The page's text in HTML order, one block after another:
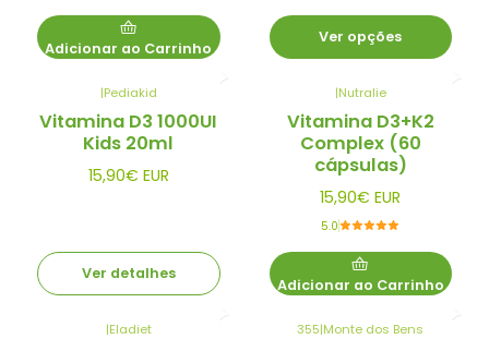
Adicionar ao Carrinho
Ver opções
|Pediakid
Vitamina D3 1000UI
Kids 20ml
15,90€ EUR
Ver detalhes
|Nutralie
Vitamina D3+K2
Complex (60
cápsulas)
15,90€ EUR
5.0
Adicionar ao Carrinho
|Eladiet 355|Monte dos Bens